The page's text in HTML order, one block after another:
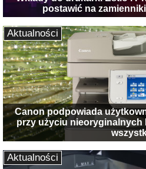
postawić na
Canon podpowiada
przy użyciu nieoryginalnych
Aktualności
Aktualności